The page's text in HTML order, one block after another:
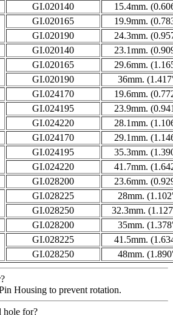
GI.020140
15.4mm.
GI.020165
19.9mm.
GI.020190
24.3mm.
GI.020140
23.1mm.
GI.020165
29.6mm.
GI.020190
36mm.
GI.024170
19.6mm.
GI.024195
23.9mm.
GI.024220
28.1mm.
GI.024170
29.1mm.
GI.024195
35.3mm.
GI.024220
41.7mm.
GI.028200
23.6mm.
GI.028225
28mm.
GI.028250
32.3mm.
GI.028200
35mm.
GI.028225
41.5mm.
GI.028250
48mm.
Housing to prevent rotation.
hole for?